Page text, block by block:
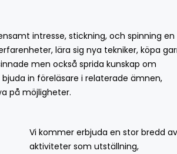
intresse, stickning, och spinning en
lära sig nya tekniker, köpa
men också sprida kunskap om
in föreläsare i relaterade ämnen,
på möjligheter.
Vi kommer erbjuda en stor bredd av
aktiviteter som utställning,